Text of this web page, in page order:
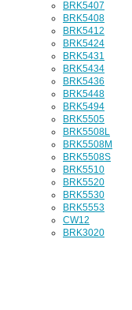
BRK5407
BRK5408
BRK5412
BRK5424
BRK5431
BRK5434
BRK5436
BRK5448
BRK5494
BRK5505
BRK5508L
BRK5508M
BRK5508S
BRK5510
BRK5520
BRK5530
BRK5553
CW12
BRK3020